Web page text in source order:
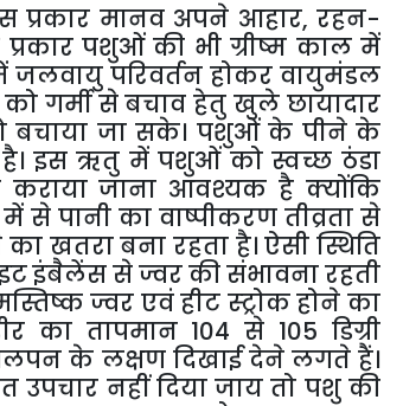
प्रकार मानव अपने आहार, रहन-
प्रकार पशुओं की भी ग्रीष्म काल में
जलवायु परिवर्तन होकर वायुमंडल
गर्मी से बचाव हेतु खुले छायादार
बचाया जा सके। पशुओं के पीने के
इस ऋतु में पशुओं को स्वच्छ ठंडा
कराया जाना आवश्यक है क्योंकि
पानी का वाष्पीकरण तीव्रता से
खतरा बना रहता है। ऐसी स्थिति
इंबैलेंस से ज्वर की संभावना रहती
ज्वर एवं हीट स्ट्रोक होने का
का तापमान 104 से 105 डिग्री
के लक्षण दिखाई देने लगते हैं।
नहीं दिया जाय तो पशु की